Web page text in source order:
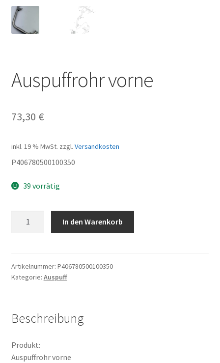
Auspuffrohr vorne
73,30 €
inkl. 19 % MwSt. zzgl. Versandkosten
P406780500100350
39 vorrätig
In den Warenkorb
Artikelnummer: P406780500100350
Kategorie: Auspuff
Beschreibung
Produkt:
Auspuffrohr vorne